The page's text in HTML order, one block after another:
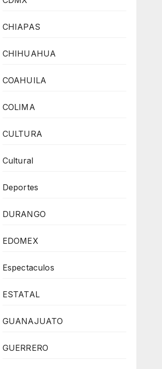
CHIAPAS
CHIHUAHUA
COAHUILA
COLIMA
CULTURA
Cultural
Deportes
DURANGO
EDOMEX
Espectaculos
ESTATAL
GUANAJUATO
GUERRERO